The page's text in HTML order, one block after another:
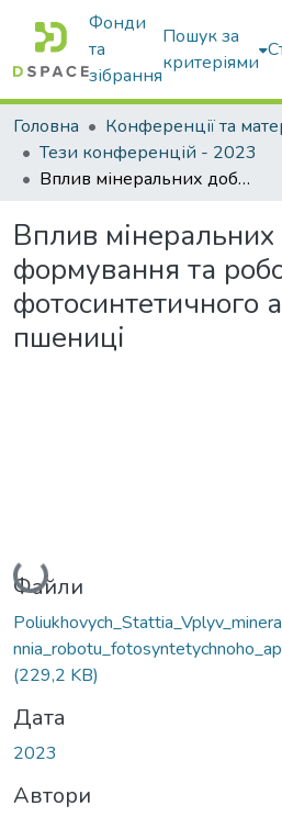
Фонди
та
зібрання
Пошук за
критеріями
Головна
Тези конференцій - 2023
Вплив мінеральних добрив на формування та роботу фотосинтетичного апарату ярої пшениці
Вплив
формування та
фотосинтетичного
пшениці
Вантажиться...
Файли
(229,2 KB)
Дата
2023
Автори